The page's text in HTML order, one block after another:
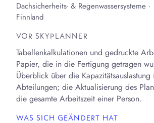
Dachsicherheits- & Regenwassersysteme ·
Finnland
VOR SKYPLANNER
Tabellenkalkulationen und gedruckte
Papier, die in die Fertigung getragen
Überblick über die Kapazitätsauslastung
Abteilungen; die Aktualisierung des
die gesamte Arbeitszeit einer Person.
WAS SICH GEÄNDERT HAT